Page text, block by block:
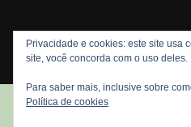
Copyright © 2026 Nós Nerds.
Privacidade e cookies: este site usa
site, você concorda com o uso deles.
Para saber mais, inclusive sobre
Política de cookies